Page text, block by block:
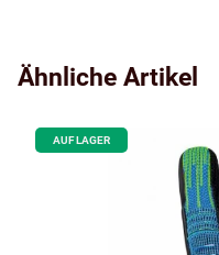
Ähnliche Artikel
AUF LAGER